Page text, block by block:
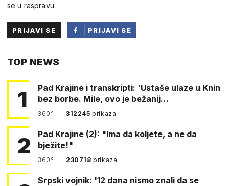
se u raspravu.
PRIJAVI SE
PRIJAVI SE
TOP NEWS
1
Pad Krajine i transkripti: 'Ustaše ulaze u Knin
bez borbe. Mile, ovo je bežanij…
360° 312245prikaza
2
Pad Krajine (2): "Ima da koljete, a ne da
bježite!"
360° 230718prikaza
Srpski vojnik: '12 dana nismo znali da se